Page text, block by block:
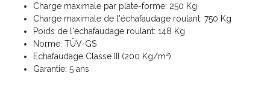
Charge maximale par plate-forme: 250 Kg
Charge maximale de l'échafaudage roulant: 750 Kg
Poids de l'échafaudage roulant: 148 Kg
Norme: TÜV-GS
Echafaudage Classe III (200 Kg/m²)
Garantie: 5 ans